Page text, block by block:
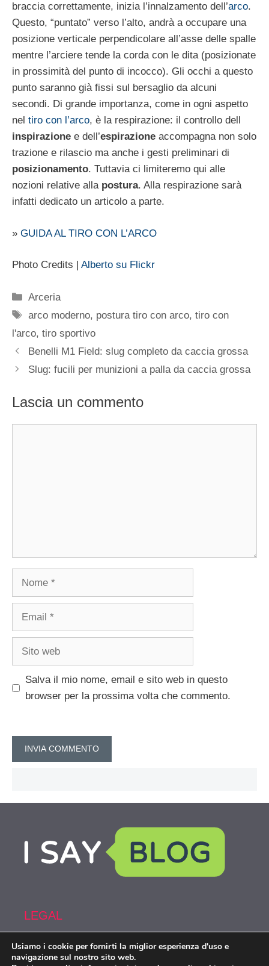
braccia correttamente, inizia l’innalzamento dell’arco.
Questo, “puntato” verso l’alto, andrà a occupare una
posizione verticale perpendicolare all’asse delle spalle
mentre l’arciere tende la corda con le dita (posizionate
in prossimità del punto di incocco). Gli occhi a questo
punto saranno già fissi sul bersaglio da alcuni
secondi. Di grande importanza, come in ogni aspetto
nel tiro con l’arco, è la respirazione: il controllo dell
inspirazione e dell’espirazione accompagna non solo
trazione e rilascio ma anche i gesti preliminari di
posizionamento. Tuttavia ci limiteremo qui alle
nozioni relative alla postura. Alla respirazione sarà
infatti dedicato un articolo a parte.
» GUIDA AL TIRO CON L’ARCO
Photo Credits | Alberto su Flickr
Categorie
Arceria
Tag
arco moderno, postura tiro con arco,tiro con
l'arco, tiro sportivo
Benelli M1 Field: slug completo da caccia grossa
Slug: fucili per munizioni a palla da caccia grossa
Lascia un commento
Nome
Email
Sito
Salva il mio nome, email e sito web in questo
browser per la prossima volta che commento.
LEGAL
Armi&Spy is part of the network IsayBlog!
Usiamo i cookie per fornirti la miglior esperienza d'uso e
navigazione sul nostro sito web.